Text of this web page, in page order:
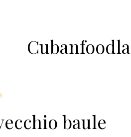
Cubanfoodla
baule